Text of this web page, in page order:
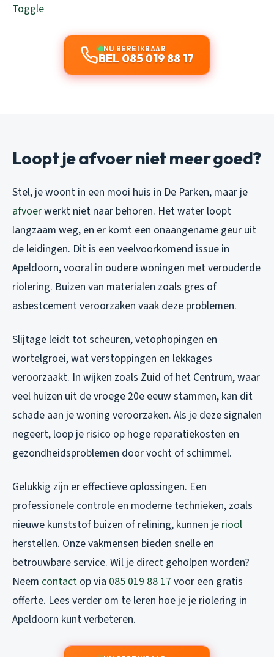
Toggle
NU BEREIKBAAR
BEL 085 019 88 17
Loopt je afvoer niet meer goed?
Stel, je woont in een mooi huis in De Parken, maar je
afvoerwerkt niet naar behoren. Het water loopt
langzaam weg, en er komt een onaangename geur uit
de leidingen. Dit is een veelvoorkomend issue in
Apeldoorn, vooral in oudere woningen met verouderde
riolering. Buizen van materialen zoals gres of
asbestcement veroorzaken vaak deze problemen.
Slijtage leidt tot scheuren, vetophopingen en
wortelgroei, wat verstoppingen en lekkages
veroorzaakt. In wijken zoals Zuid of het Centrum, waar
veel huizen uit de vroege 20e eeuw stammen, kan dit
schade aan je woning veroorzaken. Als je deze signalen
negeert, loop je risico op hoge reparatiekosten en
gezondheidsproblemen door vocht of schimmel.
Gelukkig zijn er effectieve oplossingen. Een
professionele controle en moderne technieken, zoals
nieuwe kunststof buizen of relining, kunnen je riool
herstellen. Onze vakmensen bieden snelle en
betrouwbare service. Wil je direct geholpen worden?
Neem contact op via 085 019 88 17 voor een gratis
offerte. Lees verder om te leren hoe je je riolering in
Apeldoorn kunt verbeteren.